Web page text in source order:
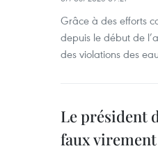
Grâce à des efforts
depuis le début de
des violations des
Le président
faux